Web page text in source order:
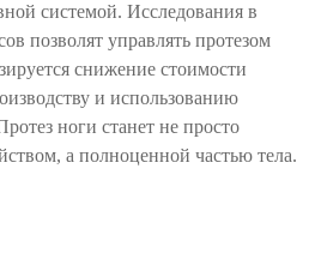
системой. Исследования в
позволят управлять протезом
снижение стоимости
и использованию
ноги станет не просто
а полноценной частью тела.